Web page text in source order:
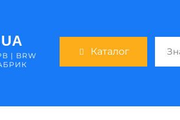
| BRW
Каталог